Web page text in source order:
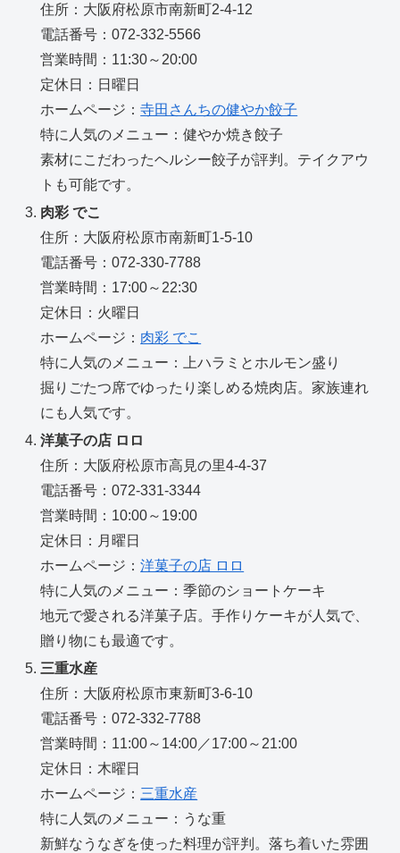
住所：大阪府松原市南新町2-4-12
電話番号：072-332-5566
営業時間：11:30～20:00
定休日：日曜日
ホームページ：寺田さんちの健やか餃子
特に人気のメニュー：健やか焼き餃子
素材にこだわったヘルシー餃子が評判。テイクアウ
トも可能です。
肉彩 でこ
住所：大阪府松原市南新町1-5-10
電話番号：072-330-7788
営業時間：17:00～22:30
定休日：火曜日
ホームページ： 肉彩 でこ
特に人気のメニュー：上ハラミとホルモン盛り
掘りごたつ席でゆったり楽しめる焼肉店。家族連れ
にも人気です。
洋菓子の店 ロロ
住所：大阪府松原市高見の里4-4-37
電話番号：072-331-3344
営業時間：10:00～19:00
定休日：月曜日
ホームページ：洋菓子の店 ロロ
特に人気のメニュー：季節のショートケーキ
地元で愛される洋菓子店。手作りケーキが人気で、
贈り物にも最適です。
三重水産
住所：大阪府松原市東新町3-6-10
電話番号：072-332-7788
営業時間：11:00～14:00／17:00～21:00
定休日：木曜日
ホームページ： 三重水産
特に人気のメニュー：うな重
新鮮なうなぎを使った料理が評判。落ち着いた雰囲